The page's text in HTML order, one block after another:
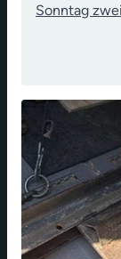
Sonntag